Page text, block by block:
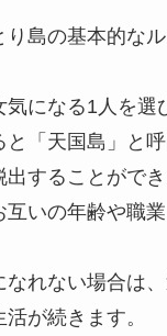
り島の基本的なル
気になる1人を選
と「天国島」と
することができ
互いの年齢や職
なれない場合は
が続きます。